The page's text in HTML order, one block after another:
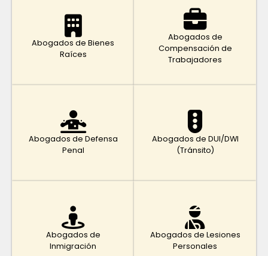
Abogados de Bienes
Raíces
Abogados de
Compensación de
Trabajadores
Abogados de Defensa
Penal
Abogados de DUI/DWI
(Tránsito)
Abogados de
Inmigración
Abogados de Lesiones
Personales